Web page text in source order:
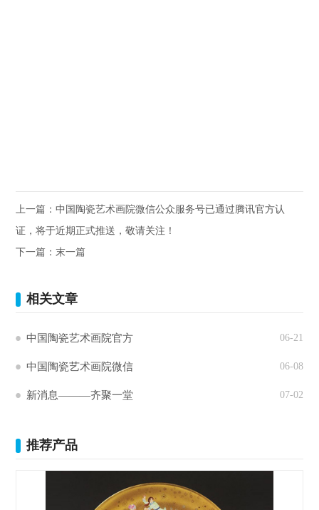
上一篇：中国陶瓷艺术画院微信公众服务号已通过腾讯官方认
证，将于近期正式推送，敬请关注！
下一篇：末一篇
相关文章
06-21
中国陶瓷艺术画院官方
06-08
中国陶瓷艺术画院微信
07-02
新消息———齐聚一堂
推荐产品